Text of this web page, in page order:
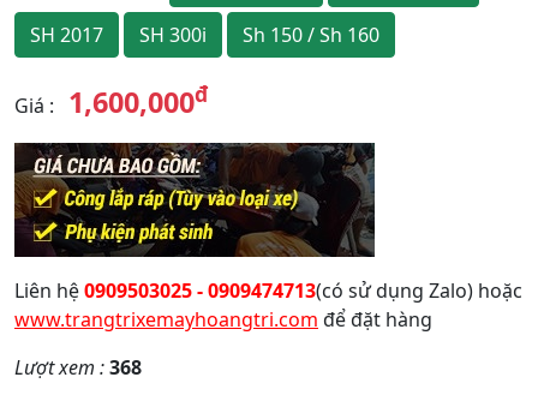
SH 2017
SH 300i Sh 150 / Sh 160
Giá : 1,600,000đ
Liên hệ0909503025 - 0909474713(có sử dụng Zalo) hoặc
www.trangtrixemayhoangtri.com để đặt hàng
Lượt xem :368